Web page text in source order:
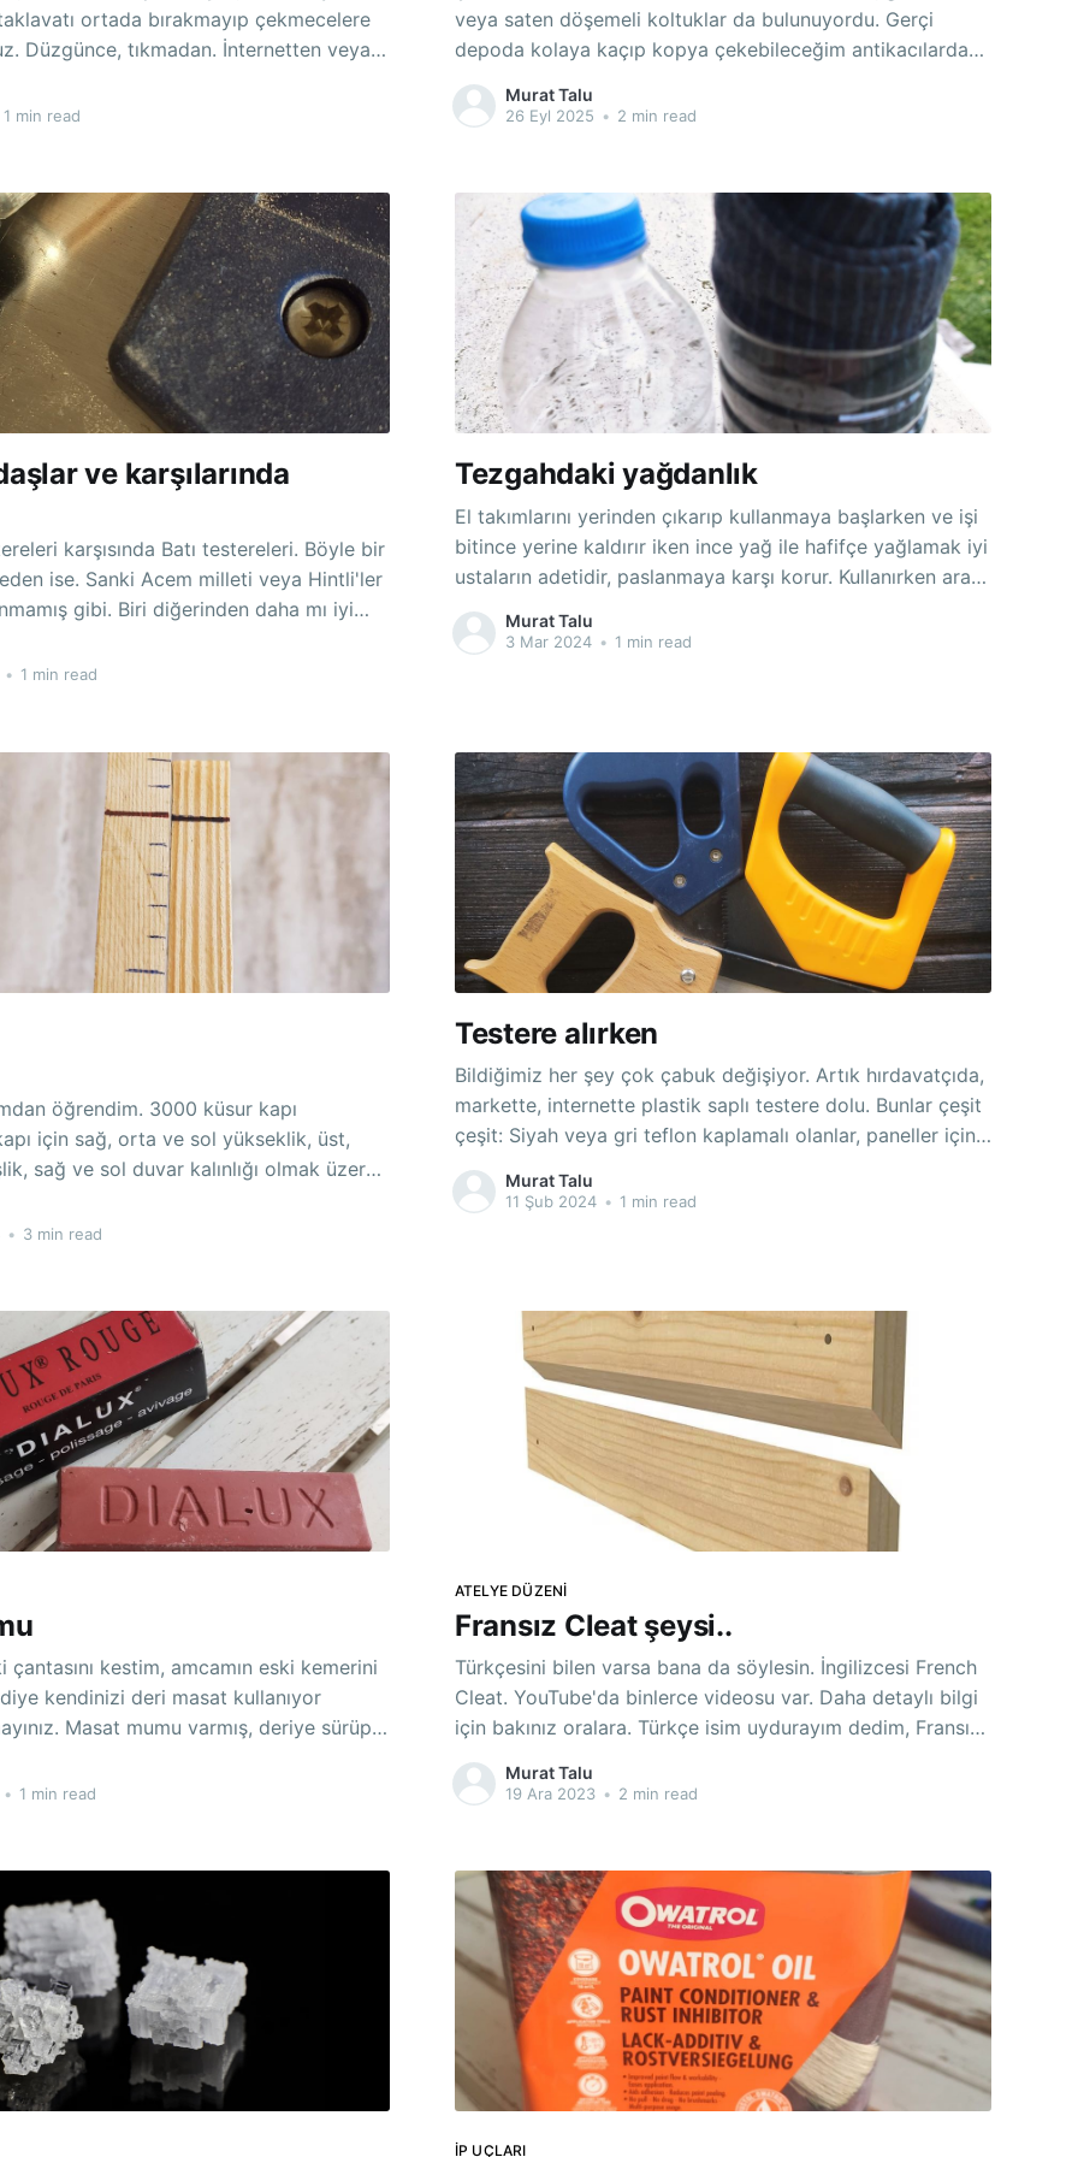
ortada bırakmayıp çekmecelere
tıkmadan. İnternetten veya
tableti satın alıyorsunuz. Jelatini
birer tane koyuyorsunuz. Naftalin
Yeni okudum,
1 min read
veya saten döşemeli koltuklar da bulunuyordu. Gerçi
depoda kolaya kaçıp kopya çekebileceğim antikacılardan
alınmış, eski İstanbul evlerinden çıkma, 1-2 güzel orijinal
örnek var ise de oturup kıvrımların, orantıların nasıl olması
Murat Talu
26 Eyl 2025 • 2 min read
ve karşılarında
karşısında Batı testereleri. Böyle bir
ise. Sanki Acem milleti veya Hintli'ler
diğerinden daha mı iyi
• 1 min read
Tezgahdaki yağdanlık
El takımlarını yerinden çıkarıp kullanmaya başlarken ve işi
bitince yerine kaldırır iken ince yağ ile hafifçe yağlamak iyi
ustaların adetidir, paslanmaya karşı korur. Kullanırken ara
sıra yağlamak ise daha da iyi ustaların adetidir. Özellikle
rende tabanı ve testerelerin ara sıra yağlanması, hem aletin
Murat Talu
3 Mar 2024 • 1 min read
3000 küsur kapı
için sağ, orta ve sol yükseklik, üst,
sağ ve sol duvar kalınlığı olmak üzere
yaklaşık 24000 ölçü almamız
ölçüleri gruplandırıp seri üretime
• 3 min read
Testere alırken
Bildiğimiz her şey çok çabuk değişiyor. Artık hırdavatçıda,
markette, internette plastik saplı testere dolu. Bunlar çeşit
çeşit: Siyah veya gri teflon kaplamalı olanlar, paneller için,
alçı paneller, lamınat parkeler için özel üretilmiş olanlar ve
" çok amaçlı " yani her işe gelenler... var da var. Önemli bir
Murat Talu
11 Şub 2024 • 1 min read
çantasını kestim, amcamın eski kemerini
kendinizi deri masat kullanıyor
deriye sürüp
orta kum. Kabası
• 1 min read
ATELYE DÜZENI
Fransız Cleat şeysi..
Türkçesini bilen varsa bana da söylesin. İngilizcesi French
Cleat. YouTube'da binlerce videosu var. Daha detaylı bilgi
için bakınız oralara. Türkçe isim uydurayım dedim, Fransız
Askısı dedim ama pek uymadı. Neyse; Benim gençliğimde,
plastik dübel falan yok iken, deve tellal pire berber iken,
Murat Talu
19 Ara 2023 • 2 min read
İP UÇLARI